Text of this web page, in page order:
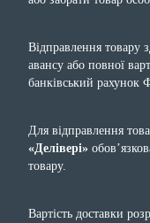
Відправлення товару
авансу або повної
банківський рахунок
Для відправлення
«Делівері»
товару.
Вартість доставки